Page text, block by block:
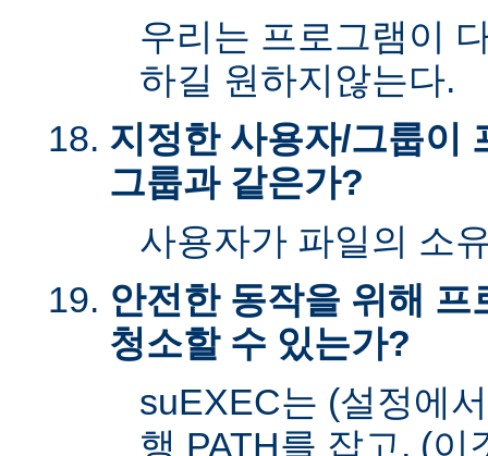
우리는 프로그램이
하길 원하지않는다.
지정한 사용자/그룹이
그룹과 같은가?
사용자가 파일의 소
안전한 동작을 위해
청소할 수 있는가?
suEXEC는 (설정에
행 PATH를 잡고, (